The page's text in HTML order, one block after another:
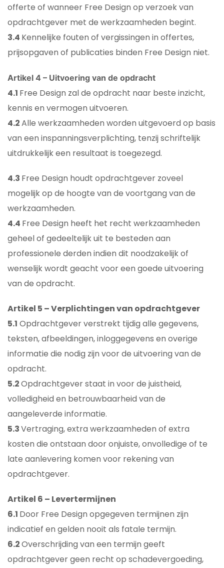
offerte of wanneer Free Design op verzoek van
opdrachtgever met de werkzaamheden begint.
3.4 Kennelijke fouten of vergissingen in offertes,
prijsopgaven of publicaties binden Free Design niet.
Artikel 4 – Uitvoering van de opdracht
4.1 Free Design zal de opdracht naar beste inzicht,
kennis en vermogen uitvoeren.
4.2Alle werkzaamheden worden uitgevoerd op basis
van een inspanningsverplichting, tenzij schriftelijk
uitdrukkelijk een resultaat is toegezegd.
4.3 Free Design houdt opdrachtgever zoveel
mogelijk op de hoogte van de voortgang van de
werkzaamheden.
4.4 Free Design heeft het recht werkzaamheden
geheel of gedeeltelijk uit te besteden aan
professionele derden indien dit noodzakelijk of
wenselijk wordt geacht voor een goede uitvoering
van de opdracht.
Artikel 5 – Verplichtingen van opdrachtgever
5.1 Opdrachtgever verstrekt tijdig alle gegevens,
teksten, afbeeldingen, inloggegevens en overige
informatie die nodig zijn voor de uitvoering van de
opdracht.
5.2Opdrachtgever staat in voor de juistheid,
volledigheid en betrouwbaarheid van de
aangeleverde informatie.
5.3Vertraging, extra werkzaamheden of extra
kosten die ontstaan door onjuiste, onvolledige of te
late aanlevering komen voor rekening van
opdrachtgever.
Artikel 6 – Levertermijnen
6.1 Door Free Design opgegeven termijnen zijn
indicatief en gelden nooit als fatale termijn.
6.2Overschrijding van een termijn geeft
opdrachtgever geen recht op schadevergoeding,